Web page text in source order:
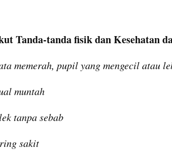
Tanda-tanda fisik dan Kesehatan
memerah, pupil yang mengecil atau
muntah
tanpa sebab
sakit